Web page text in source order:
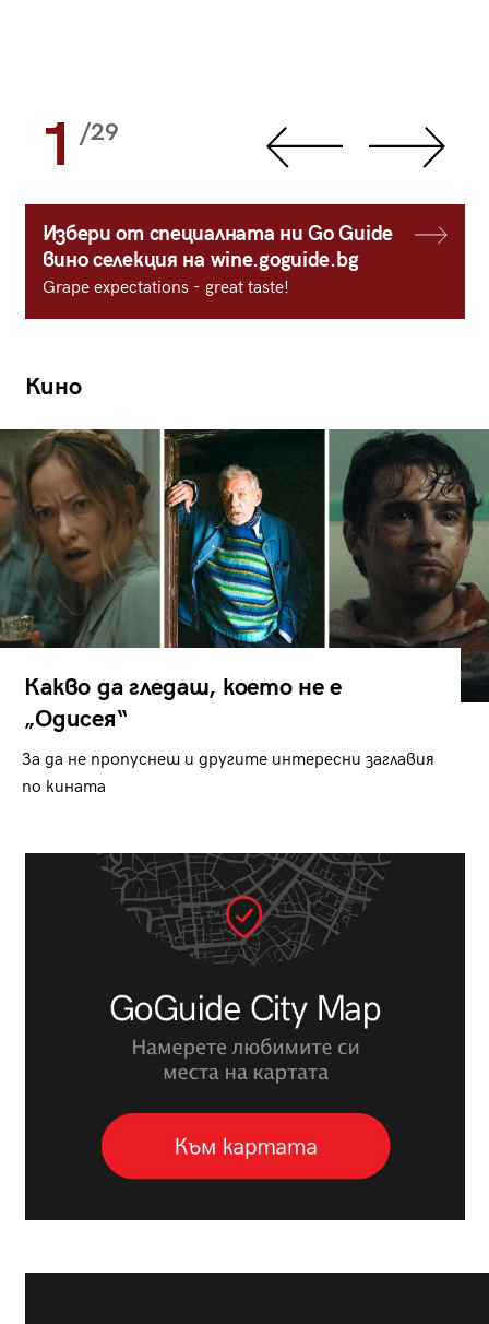
1 /29
Избери от специалната ни Go Guide
вино селекция на wine.goguide.bg
Grape expectations - great taste!
Кино
Какво да гледаш, което не е
„Одисея“
За да не пропуснеш и другите интересни заглавия
по кината